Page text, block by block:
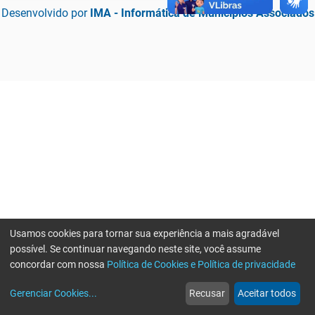
Desenvolvido por IMA - Informática de Municípios Associados
web
Notícias
more_horiz
Mais
Usamos cookies para tornar sua experiência a mais agradável
possível. Se continuar navegando neste site, você assume
concordar com nossa Política de Cookies e Política de privacidade
Gerenciar Cookies... Recusar Aceitar todos
Erro ao enviar informações, por favor tente novamente